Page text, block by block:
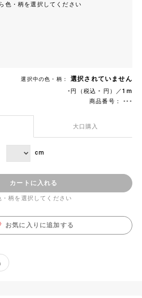
色・柄を選択してください
選択中の色・柄： 選択されていません
-円（税込 - 円）／1m
商品番号： ---
大口購入
cm
カートに入れる
・柄を選択してください
お気に入りに追加する